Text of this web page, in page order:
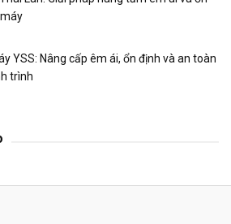
YSS: Nâng cấp êm ái, ổn định và an toàn
trình